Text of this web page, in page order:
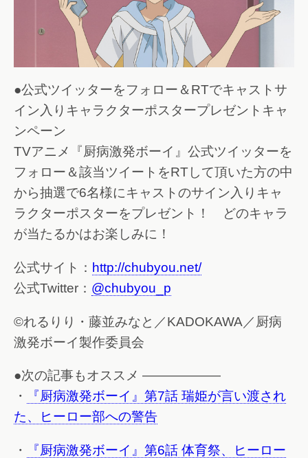
●公式ツイッターをフォロー＆RTでキャストサ
イン入りキャラクターポスタープレゼントキャ
ンペーン
TVアニメ『厨病激発ボーイ』公式ツイッターを
フォロー＆該当ツイートをRTして頂いた方の中
から抽選で6名様にキャストのサイン入りキャ
ラクターポスターをプレゼント！ どのキャラ
が当たるかはお楽しみに！
公式サイト： http://chubyou.net/
公式Twitter： @chubyou_p
©れるりり・藤並みなと／KADOKAWA／厨病
激発ボーイ製作委員会
●次の記事もオススメ ——————
・
『厨病激発ボーイ』第7話 瑞姫が言い渡され
た、ヒーロー部への警告
・ 『厨病激発ボーイ』第6話 体育祭、ヒーロー